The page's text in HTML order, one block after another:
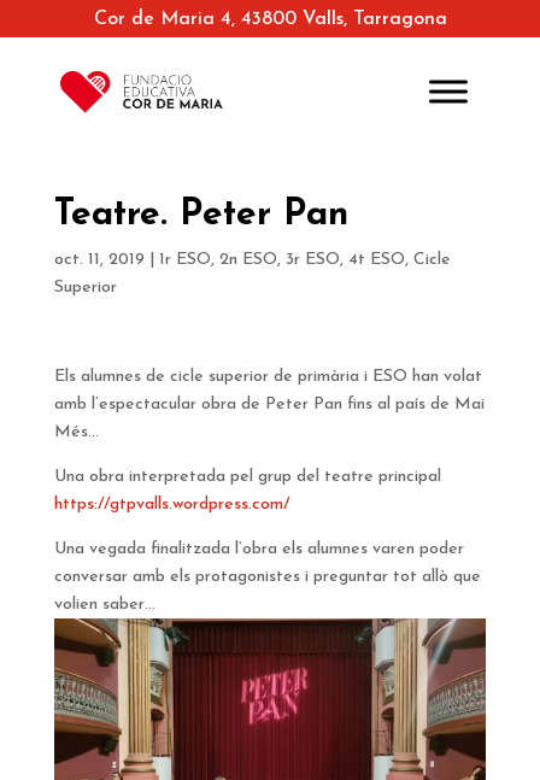
Cor de Maria 4, 43800 Valls, Tarragona
Teatre. Peter Pan
oct. 11, 2019 1r ESO, 2n ESO, 3r ESO, 4t ESO, Cicle
Superior
Els alumnes de cicle superior de primària i ESO han volat
amb l’espectacular obra de Peter Pan fins al país de Mai
Més…
Una obra interpretada pel grup del teatre principal
https://gtpvalls.wordpress.com/
Una vegada finalitzada l’obra els alumnes varen poder
conversar amb els protagonistes i preguntar tot allò que
volien saber…